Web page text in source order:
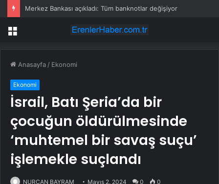
Merkez Bankası açıkladı: Tüm banknotlar değişiyor
Menü
Anasayfa / Ekonomi
Ekonomi
İsrail, Batı Şeria’da bir
çocuğun öldürülmesinde
‘muhtemel bir savaş suçu’
işlemekle suçlandı
NURCAN BAYRAM Mayıs 2, 2024 0 0